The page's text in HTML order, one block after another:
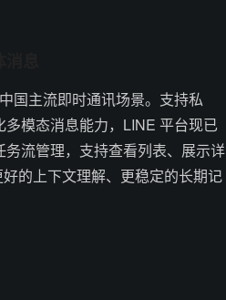
国主流即时通讯场景。支持私
模态消息能力，LINE 平台现已
流管理，支持查看列表、展示详
的上下文理解、更稳定的长期记